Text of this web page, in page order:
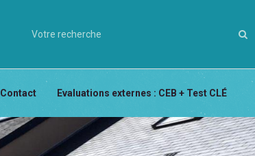
Contact Evaluations externes : CEB + Test CLÉ